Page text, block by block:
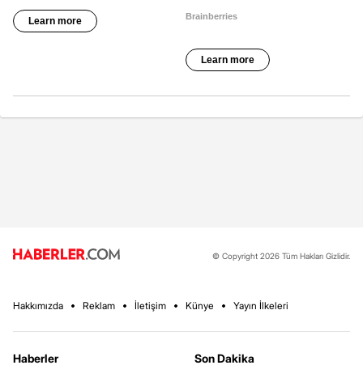
© Copyright 2026 Tüm Hakları Gizlidir.
Hakkımızda Reklam İletişim Künye Yayın İlkeleri
Haberler
Son Dakika